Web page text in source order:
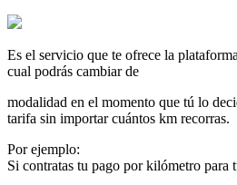
Es el servicio que te ofrece la
cual podrás cambiar de
modalidad en el momento que tú lo
tarifa sin importar cuántos km recorras.
Por ejemplo:
Si contratas tu pago por kilómetro para